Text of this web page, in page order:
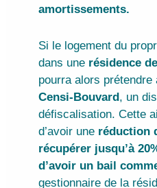
amortissements.
Si le logement du
dans une résidence
pourra alors prétendre
Censi-Bouvard, un
défiscalisation. Cette
d’avoir une réduction
récupérer jusqu’à
d’avoir un bail
gestionnaire de la